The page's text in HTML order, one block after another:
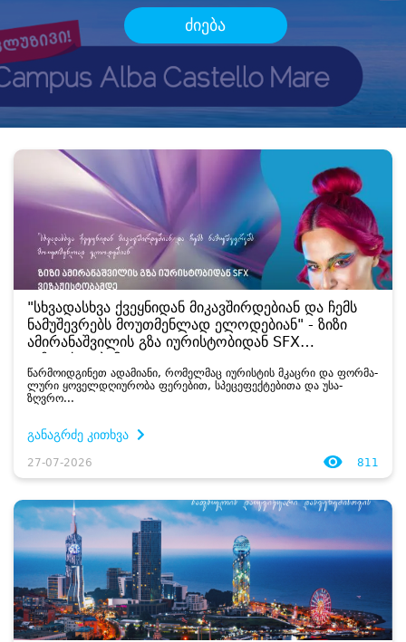
ძიება
"სხვადასხვა ქვეყნიდან მიკავშირდებიან და ჩემს
ნამუშევრებს მოუთმენლად ელოდებიან" - ზიზი
ამირანაშვილის გზა იურისტობიდან SFX
ვიზაჟისტობამდე
წარ­მო­იდ­გი­ნეთ ადა­მი­ა­ნი, რო­მელ­მაც იუ­რის­ტის მკაც­რი და ფორ­მა­
ლუ­რი ყო­ველ­დღი­უ­რო­ბა ფე­რე­ბით, სპე­ცე­ფექ­ტე­ბი­თა და უსა­
ზღვრო...
განაგრძე კითხვა
27-07-2026 811